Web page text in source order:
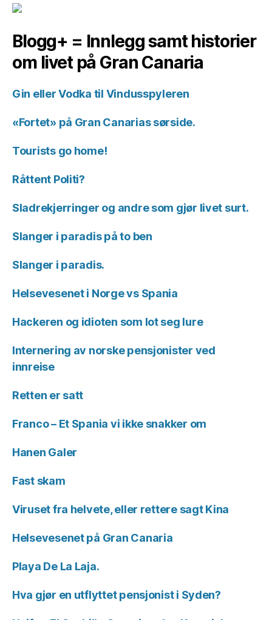
Blogg+ = Innlegg samt historier
om livet på Gran Canaria
Gin eller Vodka til Vindusspyleren
«Fortet» på Gran Canarias sørside.
Tourists go home!
Råttent Politi?
Sladrekjerringer og andre som gjør livet surt.
Slanger i paradis på to ben
Slanger i paradis.
Helsevesenet i Norge vs Spania
Hackeren og idioten som lot seg lure
Internering av norske pensjonister ved
innreise
Retten er satt
Franco – Et Spania vi ikke snakker om
Hanen Galer
Fast skam
Viruset fra helvete, eller rettere sagt Kina
Helsevesenet på Gran Canaria
Playa De La Laja.
Hva gjør en utflyttet pensjonist i Syden?